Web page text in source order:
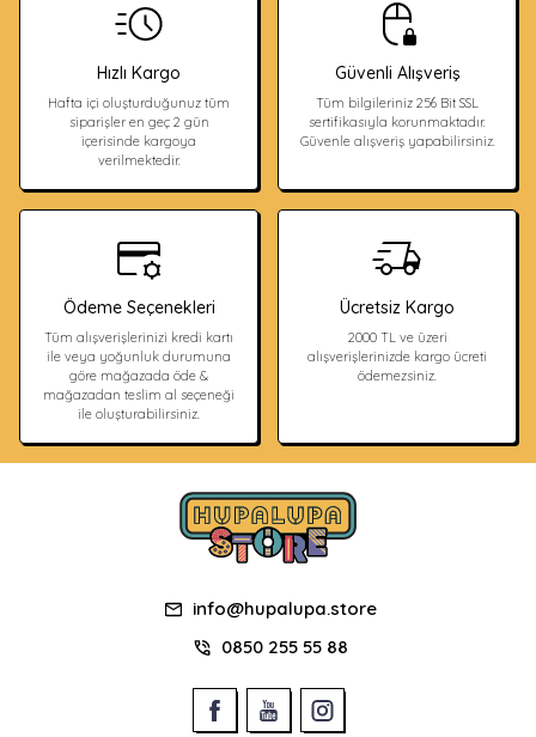
Hızlı Kargo
Hafta içi oluşturduğunuz tüm
siparişler en geç 2 gün
içerisinde kargoya
verilmektedir.
Güvenli Alışveriş
Tüm bilgileriniz 256 Bit SSL
sertifikasıyla korunmaktadır.
Güvenle alışveriş yapabilirsiniz.
Ödeme Seçenekleri
Tüm alışverişlerinizi kredi kartı
ile veya yoğunluk durumuna
göre mağazada öde &
mağazadan teslim al seçeneği
ile oluşturabilirsiniz.
Ücretsiz Kargo
2000 TL ve üzeri
alışverişlerinizde kargo ücreti
ödemezsiniz.
info@hupalupa.store
0850 255 55 88